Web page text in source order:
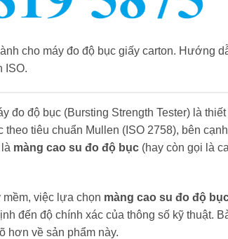
cho máy đo độ bục giấy carton. Hướng
ISO.
đo độ bục (Bursting Strength Tester) là thiết
tiêu chuẩn Mullen (ISO 2758), bên cạnh
màng cao su đo độ bục (hay còn gọi là
việc lựa chọn màng cao su đo độ
đến độ chính xác của thông số kỹ thuật.
hơn về sản phẩm này.